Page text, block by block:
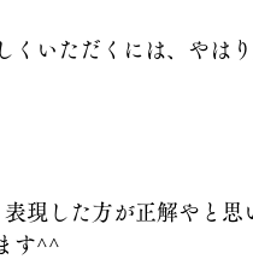
玄米
くいただくには、やは
現した方が正解やと思
す^^